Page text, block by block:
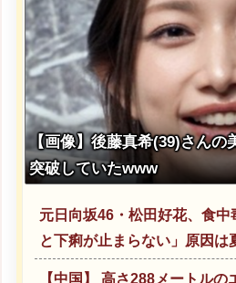
【画像】後藤真希(39)さん
突破していたwww
元日向坂46・松田好花、食
と下痢が止まらない」原因は
【中国】 高さ288メートル